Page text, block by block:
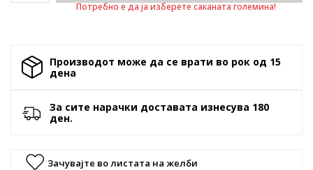
Потребно е да ја изберете саканата големина!
Производот може да се врати во рок од 15
денa
За сите нарачки доставата изнесува 180
ден.
Зачувајте во листата на желби